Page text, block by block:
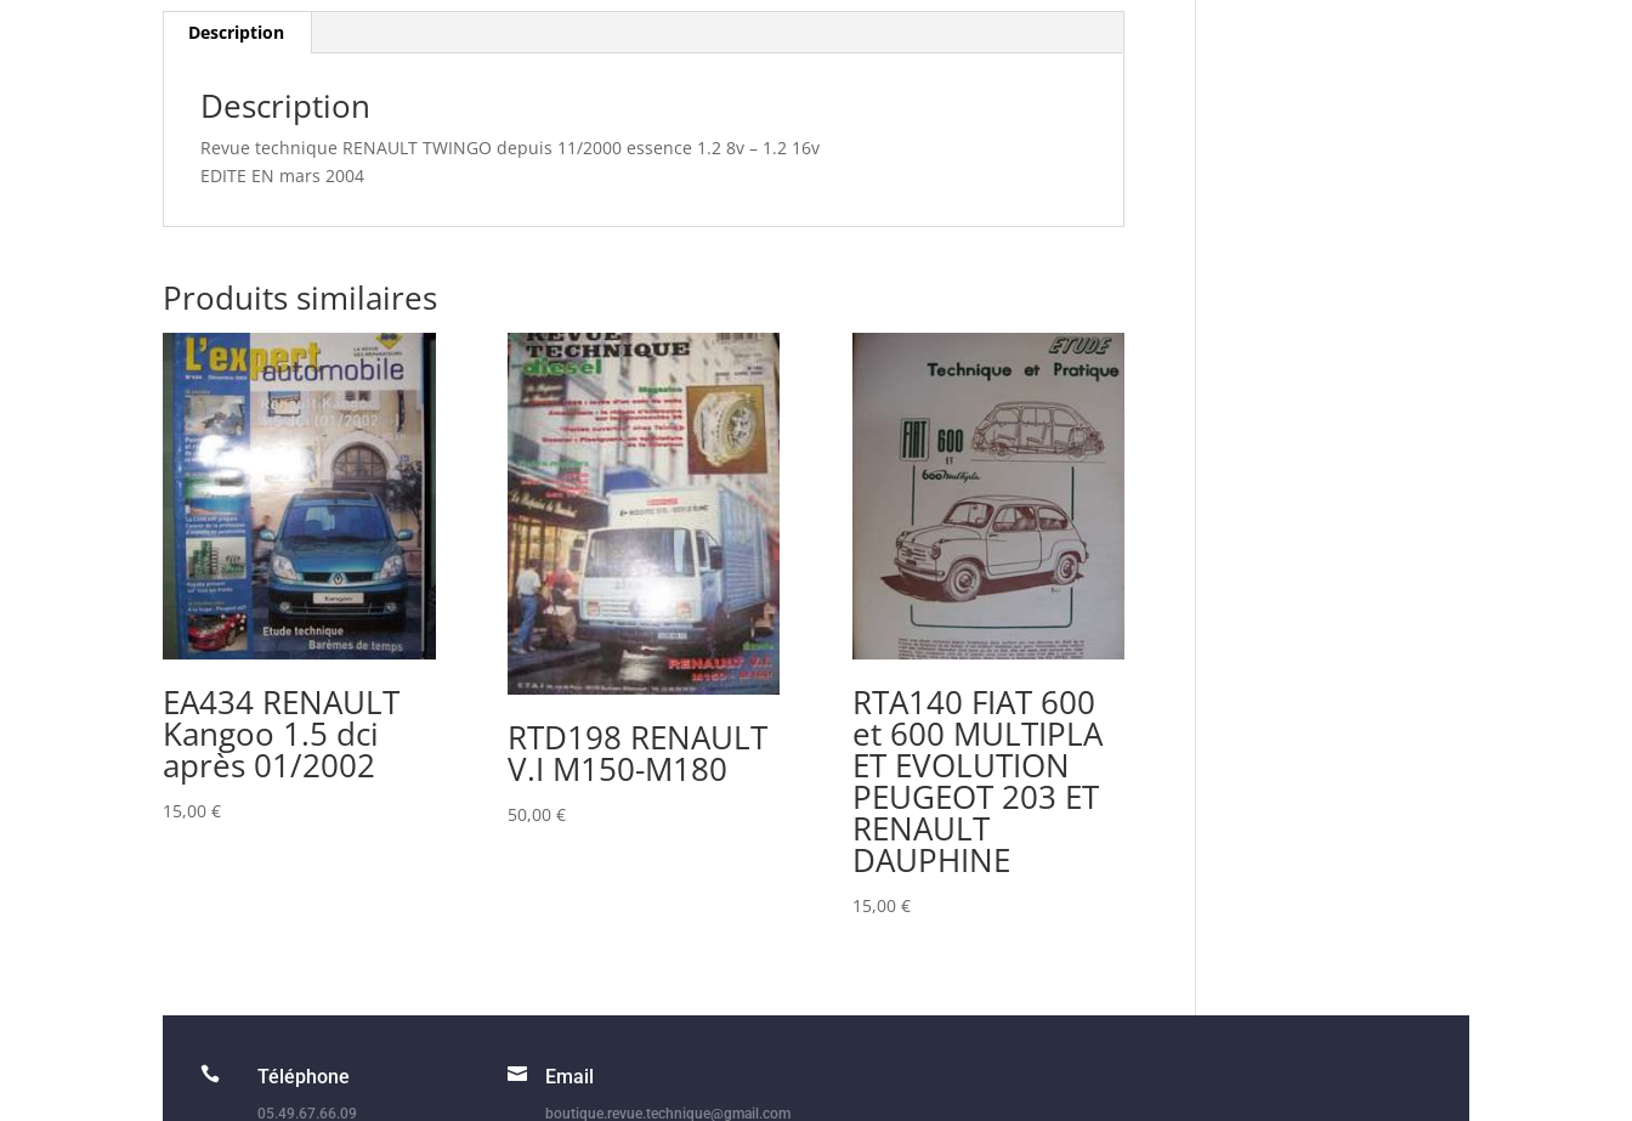
Description
Description
Revue technique RENAULT TWINGO depuis 11/2000 essence 1.2 8v – 1.2 16v
EDITE EN mars 2004
Produits similaires
EA434 RENAULT
Kangoo 1.5 dci
après 01/2002
15,00€
RTD198 RENAULT
V.I M150-M180
50,00 €
RTA140 FIAT 600
et 600 MULTIPLA
ET EVOLUTION
PEUGEOT 203 ET
RENAULT
DAUPHINE
15,00 €
 Téléphone
05.49.67.66.09
 Email
boutique.revue.technique@gmail.com